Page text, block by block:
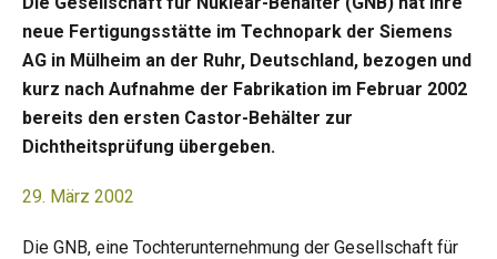
neue Fertigungsstätte im Technopark der Siemens
AG in Mülheim an der Ruhr, Deutschland, bezogen und
kurz nach Aufnahme der Fabrikation im Februar 2002
bereits den ersten Castor-Behälter zur
Dichtheitsprüfung übergeben.
29. März 2002
Die GNB, eine Tochterunternehmung der Gesellschaft für